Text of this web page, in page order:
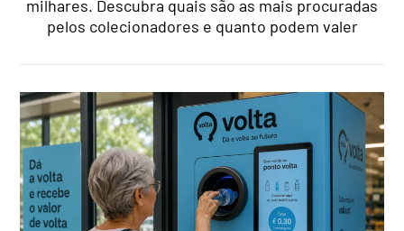
milhares. Descubra quais são as mais procuradas
pelos colecionadores e quanto podem valer